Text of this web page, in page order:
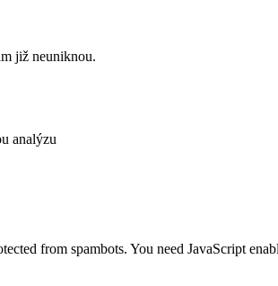
již neuniknou.
analýzu
from spambots. You need JavaScript